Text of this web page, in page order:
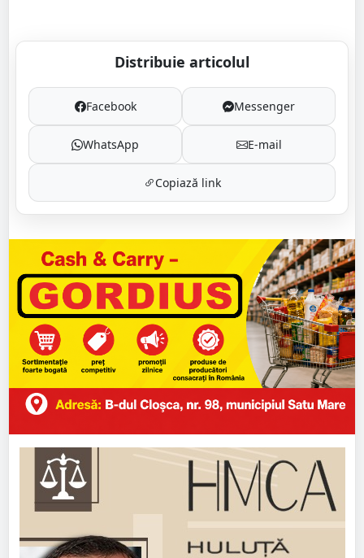
Distribuie articolul
Facebook Messenger
WhatsApp E-mail
Copiază link